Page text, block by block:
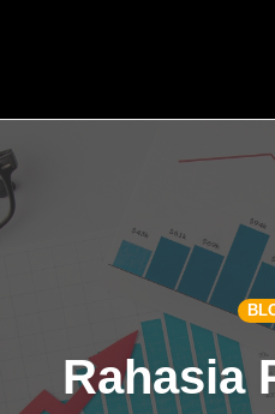
to
content
Rahasia